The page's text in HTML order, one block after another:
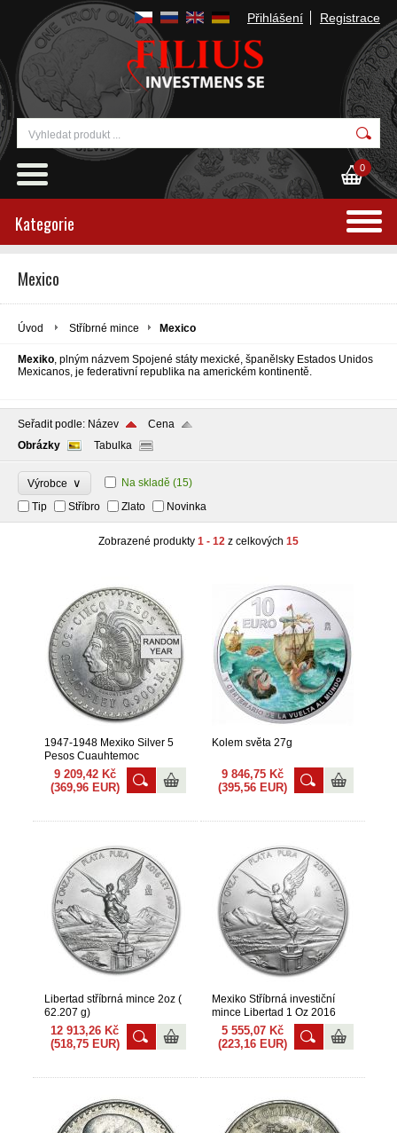
Přihlášení Registrace
0
Kategorie
Mexico
Úvod Stříbrné mince Mexico
Mexiko, plným názvem Spojené státy mexické, španělsky Estados Unidos
Mexicanos, je federativní republika na americkém kontinentě.
Seřadit podle: Název
Cena
Obrázky
Tabulka
Výrobce ∨ Na skladě (15)
Tip
Stříbro Zlato Novinka
Zobrazené produkty 1 - 12 z celkových 15
1947-1948 Mexiko Silver 5
Pesos Cuauhtemoc
9 209,42 Kč
(369,96 EUR)
Kolem světa 27g
9 846,75 Kč
(395,56 EUR)
Libertad stříbrná mince 2oz (
62.207 g)
12 913,26 Kč
(518,75 EUR)
Mexiko Stříbrná investiční
mince Libertad 1 Oz 2016
5 555,07 Kč
(223,16 EUR)